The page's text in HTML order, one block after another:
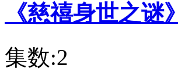
《慈禧身世之谜》
集数:2